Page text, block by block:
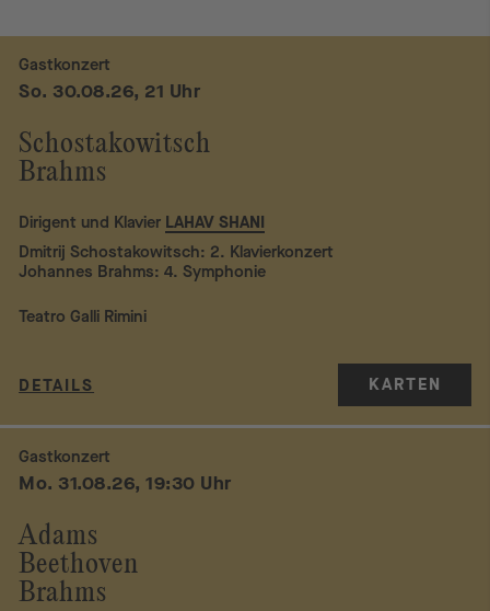
Schostakowitsch
Brahms
Gastkonzert
So. 30.08.26, 21 Uhr
Dirigent und Klavier LAHAV SHANI
Dmitrij Schostakowitsch: 2. Klavierkonzert
Johannes Brahms: 4. Symphonie
Teatro Galli Rimini
DETAILS KARTEN
Adams
Beethoven
Brahms
Gastkonzert
Mo. 31.08.26, 19:30 Uhr